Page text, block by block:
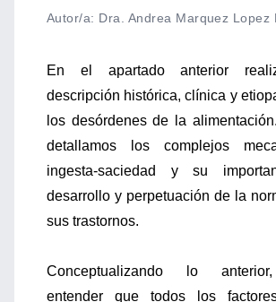
Autor/a: Dra. Andrea Marquez Lopez
En el apartado anterior
descripción histórica, clínica y
los desórdenes de la
detallamos los complejos
ingesta-saciedad y su
desarrollo y perpetuación de la
sus trastornos.
Conceptualizando lo
entender que todos los